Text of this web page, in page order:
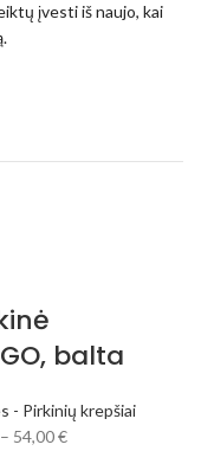
įvesti iš naujo, kai
balta
- Pirkinių krepšiai
– 54,00€